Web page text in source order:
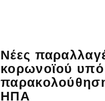
Νέες
κορωνοϊού υπό
ΗΠΑ